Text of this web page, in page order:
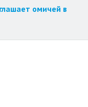
омичей в